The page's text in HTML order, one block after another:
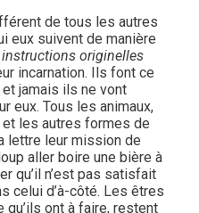
de tous les autres
eux suivent de manière
instructions originelles
incarnation. Ils font ce
jamais ils ne vont
eux. Tous les animaux,
les autres formes de
lettre leur mission de
aller boire une bière à
qu’il n’est pas satisfait
celui d’à-côté. Les êtres
ont à faire, restent